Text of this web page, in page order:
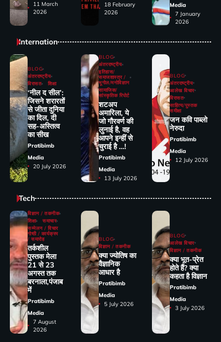
11 March
2026
18 February
2026
Media
7 January
2026
Internation
BLOG
अंतरराष्ट्रीय
विरासत
शिक्षा
‘नील द सील’:
जिसने शरारतों
से जीता दुनिया
का दिल, दी
सह-अस्तित्व
का सीख
Pratibimb
Media
20 July 2026
BLOG
अंतरराष्ट्रीय
इतिहास/
समाजशास्त्र /
भूगोल/मनोविज्ञान
सामाजिक/
सांस्कृतिक रिपोर्ट
शटअप
अमारिला, ये
जो गौरवर्ण की
लुनाई है, वह
आपने इन्हीं से
चुराई है …!
Pratibimb
Media
13 July 2026
BLOG
अंतरराष्ट्रीय
आलेख विचार
विरासत
साहित्य/पुस्तक
समीक्षा
जन कवि पाब्लो
नेरुदा
Pratibimb
Media
12 July 2026
Tech
विज्ञान / तकनीक
शिक्षा
समाचार
सम्मेलन / विचार
गोष्ठी / कार्यक्रम
/ समारोह
तर्कशील
पुस्तक मेला
21 से 23
अगस्त तक
बरनाला,पंजाब
में
Pratibimb
Media
7 August
2026
BLOG
विज्ञान / तकनीक
क्या ज्योतिष का
वैज्ञानिक
आधार है
Pratibimb
Media
5 July 2026
BLOG
आलेख विचार
विज्ञान / तकनीक
क्या भूत-प्रेत
होते हैं? क्या
कहता है विज्ञान
Pratibimb
Media
3 July 2026